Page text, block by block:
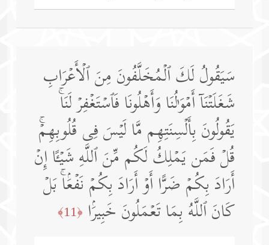
سَیَقُولُ لَكَ ٱلۡمُخَلَّفُونَ مِنَ ٱلۡأَعۡرَابِ
شَغَلَتۡنَاۤ أَمۡوَ ٰ⁠لُنَا وَأَهۡلُونَا فَٱسۡتَغۡفِرۡ لَنَاۚ
یَقُولُونَ بِأَلۡسِنَتِهِم مَّا لَیۡسَ فِی قُلُوبِهِمۡۚ
قُلۡ فَمَن یَمۡلِكُ لَكُم مِّنَ ٱللَّهِ شَیۡـًٔا إِنۡ
أَرَادَ بِكُمۡ ضَرًّا أَوۡ أَرَادَ بِكُمۡ نَفۡعَۢاۚ بَلۡ
كَانَ ٱللَّهُ بِمَا تَعۡمَلُونَ خَبِیرَۢا ﴿11﴾